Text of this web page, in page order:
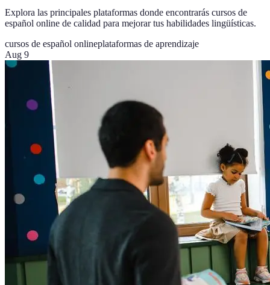
Explora las principales plataformas donde encontrarás cursos de
español online de calidad para mejorar tus habilidades lingüísticas.
cursos de español onlineplataformas de aprendizaje
Aug 9